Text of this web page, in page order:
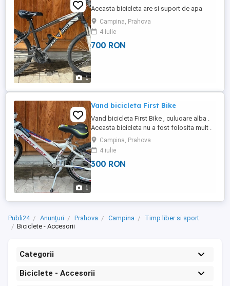
1
Aceasta bicicleta are si suport de apa
Campina, Prahova
4 iulie
700 RON
1
Vand bicicleta First Bike
Vand bicicleta First Bike , culuoare alba .
Aceasta bicicleta nu a fost folosita mult .
Campina, Prahova
4 iulie
300 RON
Publi24 Anunțuri Prahova Campina
Timp liber si sport
Biciclete - Accesorii
Categorii
Biciclete - Accesorii